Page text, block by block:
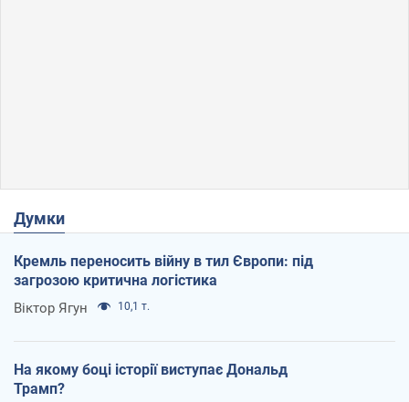
Думки
Кремль переносить війну в тил Європи: під
загрозою критична логістика
Віктор Ягун 10,1 т.
На якому боці історії виступає Дональд
Трамп?